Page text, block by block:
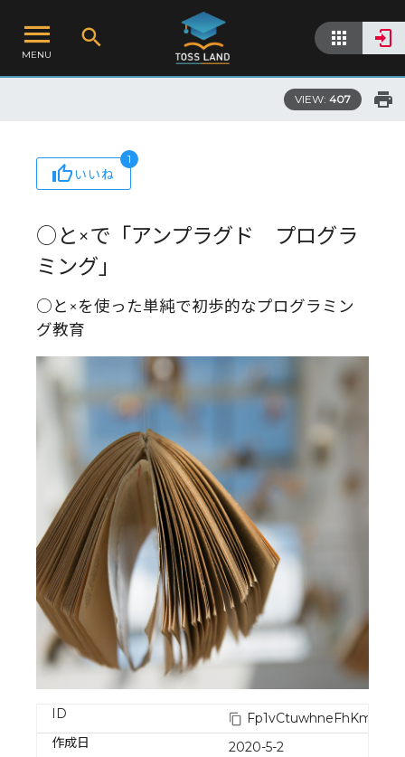
MENU
VIEW: 407
いいね
1
○と×で「アンプラグド プログラ
ミング」
○と×を使った単純で初歩的なプログラミン
グ教育
ID
Fp1vCtuwhneFhKmqrfcJ
作成日
2020-5-2